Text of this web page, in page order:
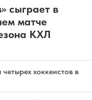
сыграет в
матче
КХЛ
хоккеистов в